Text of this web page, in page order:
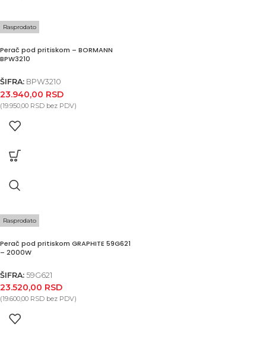
Rasprodato
Perač pod pritiskom – BORMANN
BPW3210
ŠIFRA: BPW3210
23.940,00 RSD
(19.950,00 RSD bez PDV)
Rasprodato
Perač pod pritiskom GRAPHITE 59G621
– 2000W
ŠIFRA: 59G621
23.520,00 RSD
(19.600,00 RSD bez PDV)